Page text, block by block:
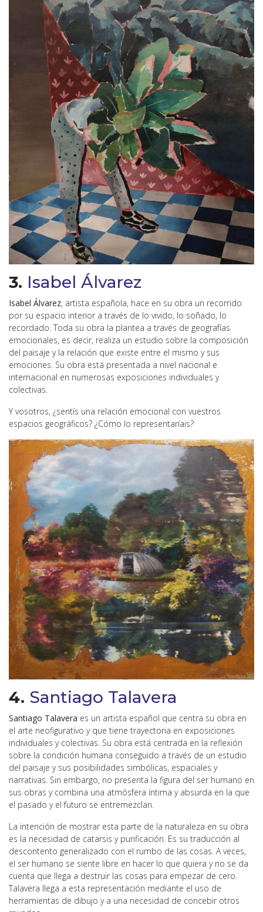
3. Isabel Álvarez
Isabel Álvarez, artista española, hace en su obra un recorrido
por su espacio interior a través de lo vivido, lo soñado, lo
recordado. Toda su obra la plantea a través de geografías
emocionales, es decir, realiza un estudio sobre la composición
del paisaje y la relación que existe entre el mismo y sus
emociones. Su obra está presentada a nivel nacional e
internacional en numerosas exposiciones individuales y
colectivas.
Y vosotros, ¿sentís una relación emocional con vuestros
espacios geográficos? ¿Cómo lo representaríais?
4. Santiago Talavera
Santiago Talavera es un artista español que centra su obra en
el arte neofigurativo y que tiene trayectoria en exposiciones
individuales y colectivas. Su obra está centrada en la reflexión
sobre la condición humana conseguido a través de un estudio
del paisaje y sus posibilidades simbólicas, espaciales y
narrativas. Sin embargo, no presenta la figura del ser humano en
sus obras y combina una atmósfera íntima y absurda en la que
el pasado y el futuro se entremezclan.
La intención de mostrar esta parte de la naturaleza en su obra
es la necesidad de catarsis y purificación. Es su traducción al
descontento generalizado con el rumbo de las cosas. A veces,
el ser humano se siente libre en hacer lo que quiera y no se da
cuenta que llega a destruir las cosas para empezar de cero.
Talavera llega a esta representación mediante el uso de
herramientas de dibujo y a una necesidad de concebir otros